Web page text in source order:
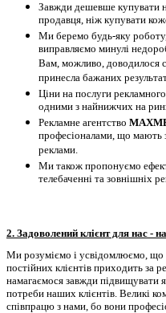
Завжди дешевше купувати
продавця, ніж купувати
Ми беремо будь-яку роботу,
виправляємо минулі
Вам, можливо, доводилося
принесла бажаних
Ціни на послуги
одними з найнижчих на
Рекламне агентство
професіоналами, що мають
реклами.
Ми також пропонуємо
телебаченні та зовнішніх
2. Задоволений клієнт для нас -
Ми розуміємо і усвідомлюємо, що
постійних клієнтів приходить за
намагаємося завжди підвищувати
потреби наших клієнтів. Великі
співпрацю з нами, бо вони